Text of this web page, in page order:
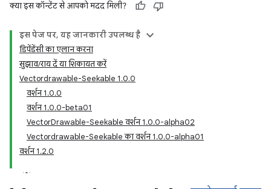
क्या इस कॉन्टेंट से आपको मदद मिली?
इस पेज पर, यह जानकारी उपलब्ध है
डिपेंडेंसी का एलान करना
सुझाव/राय दें या शिकायत करें
Vectordrawable-Seekable 1.0.0
वर्शन 1.0.0
वर्शन 1.0.0-beta01
VectorDrawable-Seekable वर्शन 1.0.0-alpha02
Vectordrawable-Seekable का वर्शन 1.0.0-alpha01
वर्शन 1.2.0